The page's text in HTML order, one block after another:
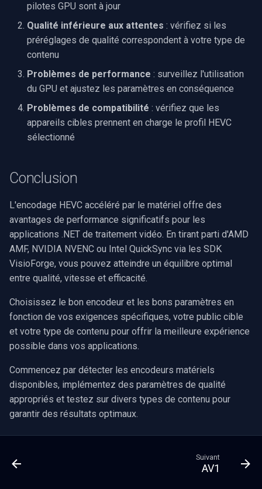
pilotes GPU sont à jour
Qualité inférieure aux attentes : vérifiez si les
préréglages de qualité correspondent à votre type de
contenu
Problèmes de performance : surveillez l'utilisation
du GPU et ajustez les paramètres en conséquence
Problèmes de compatibilité : vérifiez que les
appareils cibles prennent en charge le profil HEVC
sélectionné
Conclusion
L'encodage HEVC accéléré par le matériel offre des
avantages de performance significatifs pour les
applications .NET de traitement vidéo. En tirant parti d'AMD
AMF, NVIDIA NVENC ou Intel QuickSync via les SDK
VisioForge, vous pouvez atteindre un équilibre optimal
entre qualité, vitesse et efficacité.
Choisissez le bon encodeur et les bons paramètres en
fonction de vos exigences spécifiques, votre public cible
et votre type de contenu pour offrir la meilleure expérience
possible dans vos applications.
Commencez par détecter les encodeurs matériels
disponibles, implémentez des paramètres de qualité
appropriés et testez sur divers types de contenu pour
garantir des résultats optimaux.
Suivant
AV1